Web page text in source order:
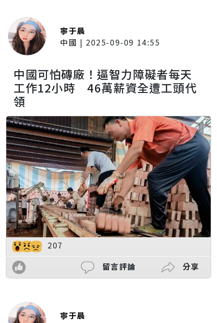
寧于晨
中國 | 2025-09-09 14:55
中國可怕磚廠！逼智力障礙者每天
工作12小時 46萬薪資全遭工頭代
領
207
留言評論
分享
寧于晨